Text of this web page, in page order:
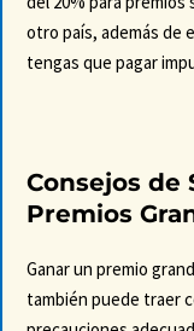
otro país, además de
tengas que pagar
Consejos de
Premios
Ganar un premio
también puede traer